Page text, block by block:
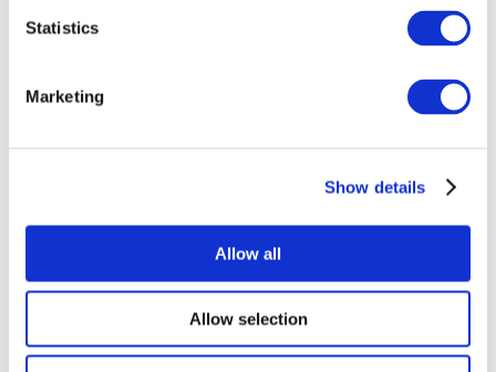
Statistics
Marketing
Show details
Allow all
Allow selection
Творческий вечер
Наше спецпредложение
Применить